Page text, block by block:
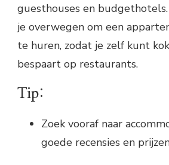
guesthouses en
je overwegen om een
te huren, zodat je zelf kunt
bespaart op restaurants.
Tip:
Zoek vooraf naar
goede recensies en